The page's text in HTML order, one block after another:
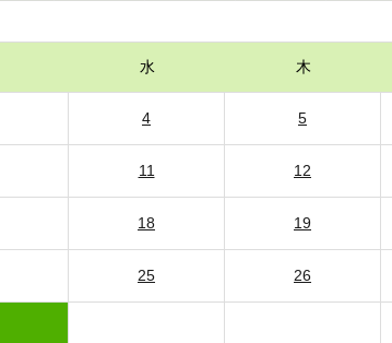
水 木
4 5
11 12
18 19
25 26